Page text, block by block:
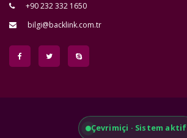
+90 232 332 1650
bilgi@backlink.com.tr
Çevrimiçi · Sistem aktif